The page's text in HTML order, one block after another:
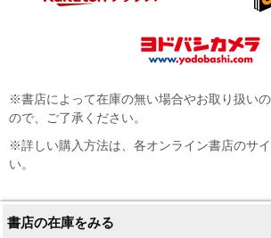
※書店によって在庫の無い場合やお取り扱い
ので、ご了承ください。
※詳しい購入方法は、各オンライン書店のサ
い。
書店の在庫をみる